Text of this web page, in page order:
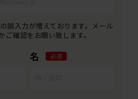
誤入力が増えております。メール
ご確認をお願い致します。
名 必須